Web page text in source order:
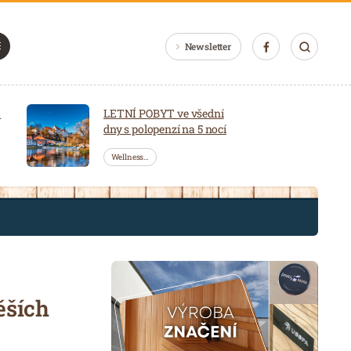
Newsletter
LETNÍ POBYT ve všední
dny s polopenzí na 5 nocí
Wellness…